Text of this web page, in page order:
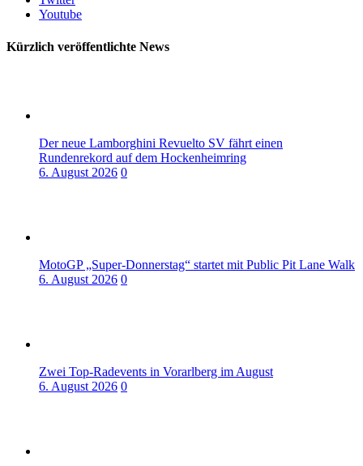
Youtube
Kürzlich veröffentlichte News
Der neue Lamborghini Revuelto SV fährt einen
Rundenrekord auf dem Hockenheimring
6. August 2026 0
MotoGP „Super-Donnerstag“ startet mit Public Pit Lane Walk
6. August 2026 0
Zwei Top-Radevents in Vorarlberg im August
6. August 2026 0